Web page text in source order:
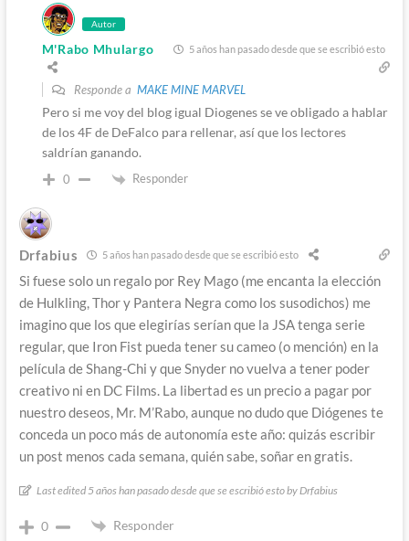
Autor
M'Rabo Mhulargo 5 años han pasado desde que se escribió esto
Responde a MAKE MINE MARVEL
Pero si me voy del blog igual Diogenes se ve obligado a hablar
de los 4F de DeFalco para rellenar, así que los lectores
saldrían ganando.
0 Responder
Drfabius 5 años han pasado desde que se escribió esto
Si fuese solo un regalo por Rey Mago (me encanta la elección
de Hulkling, Thor y Pantera Negra como los susodichos) me
imagino que los que elegirías serían que la JSA tenga serie
regular, que Iron Fist pueda tener su cameo (o mención) en la
película de Shang-Chi y que Snyder no vuelva a tener poder
creativo ni en DC Films. La libertad es un precio a pagar por
nuestro deseos, Mr. M’Rabo, aunque no dudo que Diógenes te
conceda un poco más de autonomía este año: quizás escribir
un post menos cada semana, quién sabe, soñar en gratis.
Last edited 5 años han pasado desde que se escribió esto by Drfabius
0 Responder